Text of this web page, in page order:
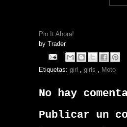
Pin It Ahora!
by Trader
Etiquetas: girl girls Moto
No hay
Publicar un